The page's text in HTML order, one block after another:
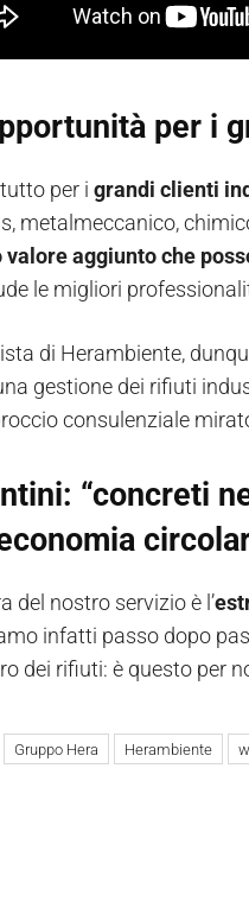
per i
per i grandi clienti
metalmeccanico,
valore aggiunto che
le migliori
di Herambiente,
gestione dei rifiuti
consulenziale
“concreti
del nostro servizio è l’
infatti passo dopo
dei rifiuti: è questo per
Gruppo Hera Herambiente